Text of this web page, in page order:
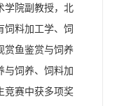
学院副教授，北
饲料加工学、饲
赏鱼鉴赏与饲养
与饲养、饲料加
竞赛中获多项奖